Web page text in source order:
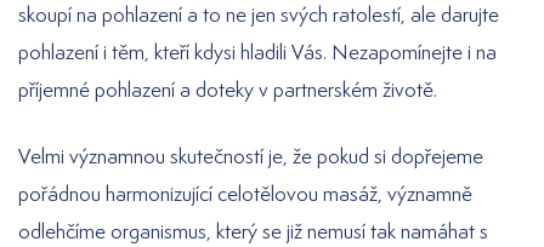
skoupí na pohlazení a to ne jen svých ratolestí, ale darujte
pohlazení i těm, kteří kdysi hladili Vás. Nezapomínejte i na
příjemné pohlazení a doteky v partnerském životě.
Velmi významnou skutečností je, že pokud si dopřejeme
pořádnou harmonizující celotělovou masáž, významně
odlehčíme organismus, který se již nemusí tak namáhat s